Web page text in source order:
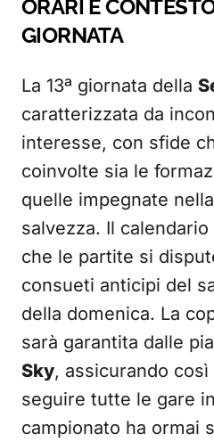
ORARI E
GIORNATA
La 13ª giornata della
caratterizzata da
interesse, con sfide
coinvolte sia le
quelle impegnate
salvezza. Il
che le partite si
consueti anticipi del
della domenica. La
sarà garantita dalle
Sky, assicurando
seguire tutte le gare
campionato ha ormai